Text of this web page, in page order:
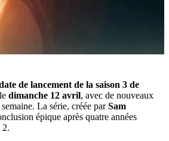
de lancement de la saison 3 de
dimanche 12 avril, avec de nouveaux
La série, créée parSam
épique après quatre années
2.